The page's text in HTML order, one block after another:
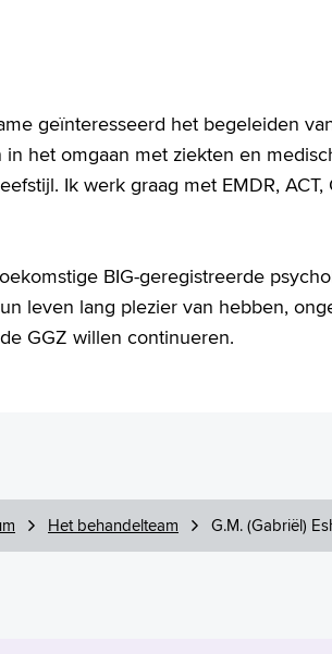
geïnteresseerd het begeleiden
het omgaan met ziekten en
Ik werk graag met EMDR, ACT,
BIG-geregistreerde
leven lang plezier van hebben,
GGZ willen continueren.
Het behandelteam G.M. (Gabriël)